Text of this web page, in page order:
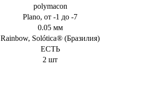
polymacon
Plano, от -1 до -7
0.05 мм
Rainbow, Solótica® (Бразилия)
ЕСТЬ
2 шт